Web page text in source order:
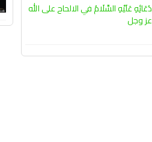
دُعَائِهِ عَلَيْهِ السَّلَامُ في الالحاح على الله
عز وجل